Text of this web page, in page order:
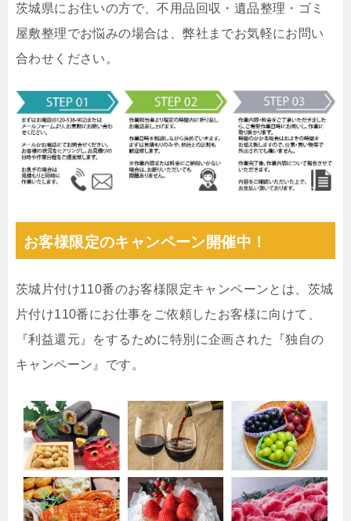
茨城県にお住いの方で、不用品回収・遺品整理・ゴミ
屋敷整理でお悩みの場合は、弊社までお気軽にお問い
合わせください。
お客様限定のキャンペーン開催中！
茨城片付け110番のお客様限定キャンペーンとは、茨城
片付け110番にお仕事をご依頼したお客様に向けて、
『利益還元』をするために特別に企画された『独自の
キャンペーン』です。